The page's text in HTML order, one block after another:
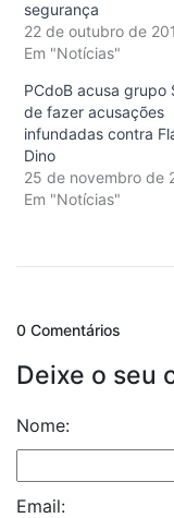
segurança
22 de outubro de
Em "Notícias"
PCdoB acusa grupo
de fazer acusações
infundadas contra
Dino
25 de novembro de
Em "Notícias"
0 Comentários
Deixe o seu
Nome:
Email: